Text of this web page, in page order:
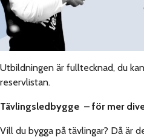
Utbildningen är fulltecknad, du
reservlistan.
Tävlingsledbygge – för mer
Vill du bygga på tävlingar? Då är